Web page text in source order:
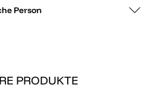
Person
PRODUKTE